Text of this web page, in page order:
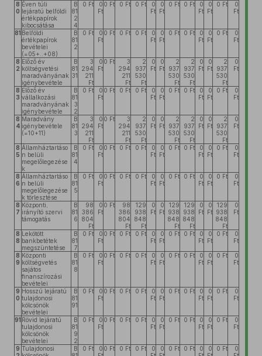
8
0
Éven túli
lejáratú belföldi
értékpapírok
kibocsátása
B
81
2
4
0 Ft
0
Ft
0 Ft 0 Ft 0 Ft
0
Ft
0
Ft
0 Ft 0 Ft
0
Ft
0
Ft
0 Ft
0
Ft
81 Belföldi
értékpapírok
bevételei
(=05+..+08)
B
81
2
0 Ft
0
Ft
0 Ft 0 Ft 0 Ft
0
Ft
0
Ft
0 Ft 0 Ft
0
Ft
0
Ft
0 Ft
0
Ft
8
2
Előző év
költségvetési
maradványának
igénybevétele
B
81
31
3
294
211
Ft
0
Ft
0 Ft
3
294
211
Ft
2
937
530
Ft
0
Ft
0
Ft
2
937
530
Ft
2
937
530
Ft
0
Ft
0
Ft
2
937
530
Ft
0
Ft
8
3
Előző év
vállalkozási
maradványának
igénybevétele
B
81
3
2
0 Ft
0
Ft
0 Ft 0 Ft 0 Ft
0
Ft
0
Ft
0 Ft 0 Ft
0
Ft
0
Ft
0 Ft
0
Ft
8
4
Maradvány
igénybevétele
(=10+11)
B
81
3
3
294
211
Ft
0
Ft
0 Ft
3
294
211
Ft
2
937
530
Ft
0
Ft
0
Ft
2
937
530
Ft
2
937
530
Ft
0
Ft
0
Ft
2
937
530
Ft
0
Ft
8
5
Államháztartáso
n belüli
megelőlegezése
k
B
81
4
0 Ft
0
Ft
0 Ft 0 Ft 0 Ft
0
Ft
0
Ft
0 Ft 0 Ft
0
Ft
0
Ft
0 Ft
0
Ft
8
6
Államháztartáso
n belüli
megelőlegezése
k törlesztése
B
81
5
0 Ft
0
Ft
0 Ft 0 Ft 0 Ft
0
Ft
0
Ft
0 Ft 0 Ft
0
Ft
0
Ft
0 Ft
0
Ft
8
7
Központi,
irányító szervi
támogatás
B
81
6
98
386
804
Ft
0
Ft
0 Ft
98
386
804
Ft
129
938
848
Ft
0
Ft
0
Ft
129
938
848
Ft
129
938
848
Ft
0
Ft
0
Ft
129
938
848
Ft
0
Ft
8
8
Lekötött
bankbetétek
megszüntetése
B
81
7
0 Ft
0
Ft
0 Ft 0 Ft 0 Ft
0
Ft
0
Ft
0 Ft 0 Ft
0
Ft
0
Ft
0 Ft
0
Ft
8
9
Központi
költségvetés
sajátos
finanszírozási
bevételei
B
81
8
0 Ft
0
Ft
0 Ft 0 Ft 0 Ft
0
Ft
0
Ft
0 Ft 0 Ft
0
Ft
0
Ft
0 Ft
0
Ft
9
0
Hosszú lejáratú
tulajdonosi
kölcsönök
bevételei
B
81
91
0 Ft
0
Ft
0 Ft 0 Ft 0 Ft
0
Ft
0
Ft
0 Ft 0 Ft
0
Ft
0
Ft
0 Ft
0
Ft
91 Rövid lejáratú
tulajdonosi
kölcsönök
bevételei
B
81
9
2
0 Ft
0
Ft
0 Ft 0 Ft 0 Ft
0
Ft
0
Ft
0 Ft 0 Ft
0
Ft
0
Ft
0 Ft
0
Ft
9 Tulajdonosi
B
0 Ft
0 0 Ft 0 Ft 0 Ft
0
0
0 Ft 0 Ft
0
0
0 Ft
0